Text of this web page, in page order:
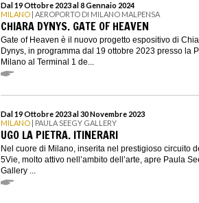
Dal 19 Ottobre 2023 al 8 Gennaio 2024
MILANO | AEROPORTO DI MILANO MALPENSA
CHIARA DYNYS. GATE OF HEAVEN
Gate of Heaven è il nuovo progetto espositivo di
Dynys, in programma dal 19 ottobre 2023 presso la
Milano al Terminal 1 de...
Dal 19 Ottobre 2023 al 30 Novembre 2023
MILANO | PAULA SEEGY GALLERY
UGO LA PIETRA. ITINERARI
Nel cuore di Milano, inserita nel prestigioso circuito
5Vie, molto attivo nell’ambito dell’arte, apre Paula
Gallery ...